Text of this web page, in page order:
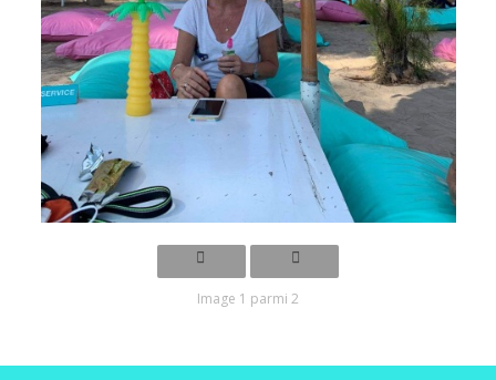
Image 1 parmi 2